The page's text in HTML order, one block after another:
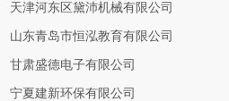
天津河东区黛沛机械有限公司
山东青岛市恒泓教育有限公司
甘肃盛德电子有限公司
宁夏建新环保有限公司